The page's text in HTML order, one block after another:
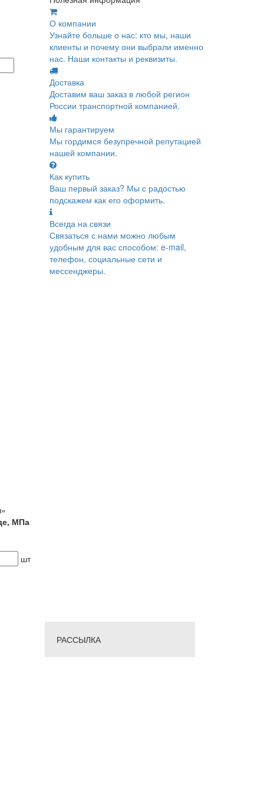
МПа
шт
О компании
Узнайте больше о нас: кто мы, наши
клиенты и почему они выбрали именно
нас. Наши контакты и реквизиты.
Доставка
Доставим ваш заказ в любой регион
России транспортной компанией.
Мы гарантируем
Мы гордимся безупречной репутацией
нашей компании.
Как купить
Ваш первый заказ? Мы с радостью
подскажем как его оформить.
Всегда на связи
Связаться с нами можно любым
удобным для вас способом: e-mail,
телефон, социальные сети и
мессенджеры.
РАССЫЛКА